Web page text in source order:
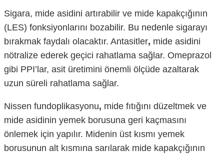
Sigara, mide asidini artırabilir ve mide kapakçığının
(LES) fonksiyonlarını bozabilir. Bu nedenle sigarayı
bırakmak faydalı olacaktır. Antasitler, mide asidini
nötralize ederek geçici rahatlama sağlar. Omeprazol
gibi PPI’lar, asit üretimini önemli ölçüde azaltarak
uzun süreli rahatlama sağlar.
Nissen fundoplikasyonu, mide fıtığını düzeltmek ve
mide asidinin yemek borusuna geri kaçmasını
önlemek için yapılır. Midenin üst kısmı yemek
borusunun alt kısmına sarılarak mide kapakçığının